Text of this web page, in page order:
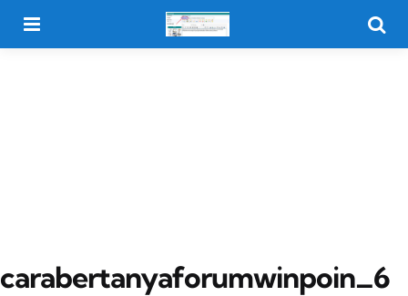
carabertanyaforumwinpoin_6